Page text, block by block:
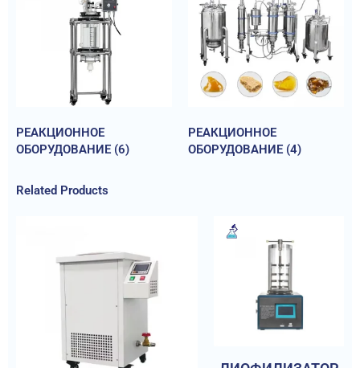
РЕАКЦИОННОЕ
ОБОРУДОВАНИЕ (6)
РЕАКЦИОННОЕ
ОБОРУДОВАНИЕ (4)
Related Products